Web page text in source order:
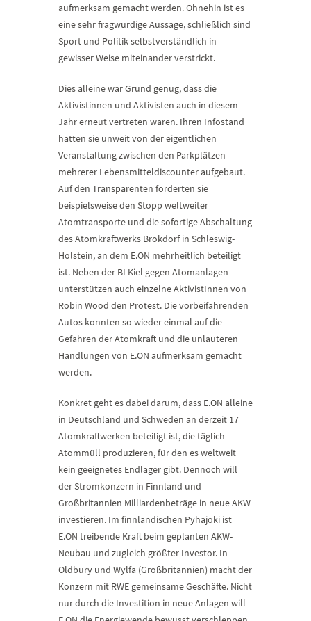
aufmerksam gemacht werden. Ohnehin ist es
eine sehr fragwürdige Aussage, schließlich sind
Sport und Politik selbstverständlich in
gewisser Weise miteinander verstrickt.
Dies alleine war Grund genug, dass die
Aktivistinnen und Aktivisten auch in diesem
Jahr erneut vertreten waren. Ihren Infostand
hatten sie unweit von der eigentlichen
Veranstaltung zwischen den Parkplätzen
mehrerer Lebensmitteldiscounter aufgebaut.
Auf den Transparenten forderten sie
beispielsweise den Stopp weltweiter
Atomtransporte und die sofortige Abschaltung
des Atomkraftwerks Brokdorf in Schleswig-
Holstein, an dem E.ON mehrheitlich beteiligt
ist. Neben der BI Kiel gegen Atomanlagen
unterstützen auch einzelne AktivistInnen von
Robin Wood den Protest. Die vorbeifahrenden
Autos konnten so wieder einmal auf die
Gefahren der Atomkraft und die unlauteren
Handlungen von E.ON aufmerksam gemacht
werden.
Konkret geht es dabei darum, dass E.ON alleine
in Deutschland und Schweden an derzeit 17
Atomkraftwerken beteiligt ist, die täglich
Atommüll produzieren, für den es weltweit
kein geeignetes Endlager gibt. Dennoch will
der Stromkonzern in Finnland und
Großbritannien Milliardenbeträge in neue AKW
investieren. Im finnländischen Pyhäjoki ist
E.ON treibende Kraft beim geplanten AKW-
Neubau und zugleich größter Investor. In
Oldbury und Wylfa (Großbritannien) macht der
Konzern mit RWE gemeinsame Geschäfte. Nicht
nur durch die Investition in neue Anlagen will